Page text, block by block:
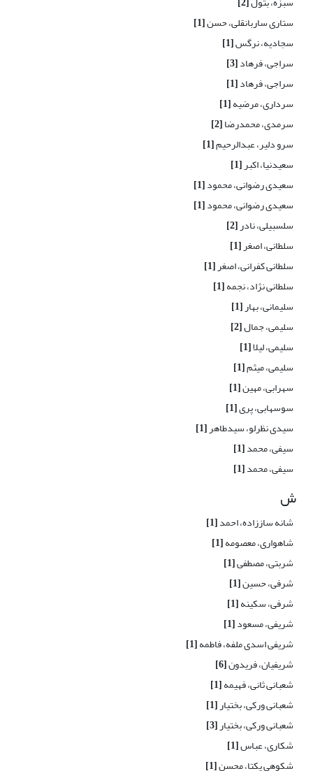
ستاری ساربانقلی، حسن[1]
سجادیه، نرگس[1]
سراجی، فرهاد[3]
سراجی، فرهاد[1]
سرداری، مرضیه[1]
سرمدی، محمدرضا[2]
سرو دلیر، عبدالرحیم[1]
سعیدنیا، اکبر[1]
سعیدی رضوانی، محمود[1]
سعیدی رضوانی، محمود[1]
سلسبیلی، نادر[2]
سلطانی، اصغر[1]
سلطانی کفرانی، اصغر[1]
سلطانی نژاد، نجمه[1]
سلیمانی، بهار[1]
سلیمی، جمال[2]
سلیمی، لیلا[1]
سلیمی، میثم[1]
سهرابی، مهین[1]
سوسهابی، پری[1]
سیدی نظرلو، سیدطاهر[1]
سیفی، محمد[1]
سیفی، محمد[1]
ش
شانه ساززاده، احمد[1]
شاهواری، معصومه[1]
شربتی، مصطفی[1]
شرفی، حسین[1]
شرفی، سکینه[1]
شریفی، مسعود[1]
شریفی اسدی ملفه، فاطمه[1]
شریفیان، فریدون[6]
شعبانی ثانی، فهیمه[1]
شعبانی ورکی، بختیار[1]
شعبانی ورکی، بختیار[3]
شکاری، عباس[1]
شکوهی یکتا، محسن[1]